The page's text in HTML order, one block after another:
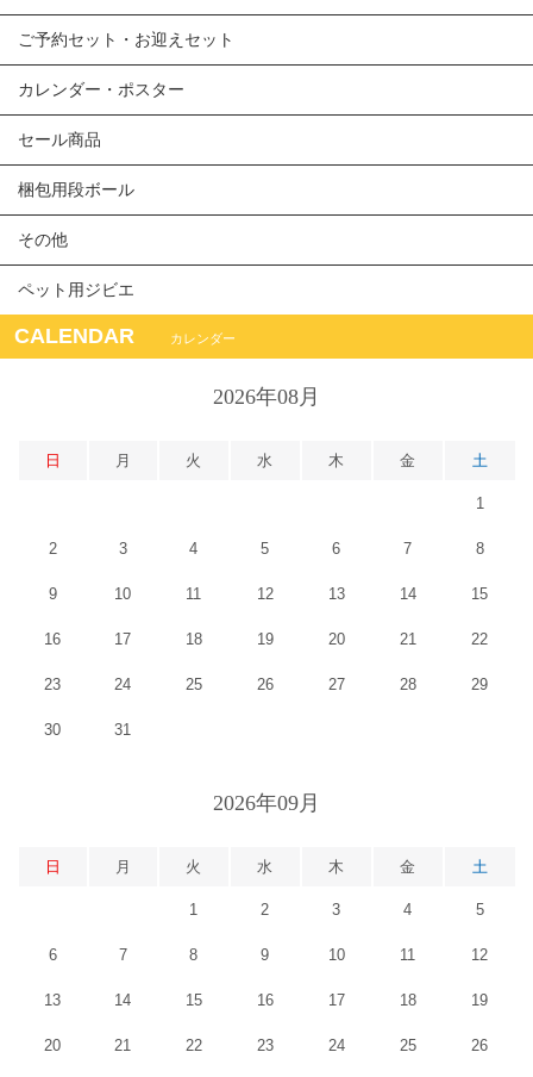
ご予約セット・お迎えセット
カレンダー・ポスター
セール商品
梱包用段ボール
その他
ペット用ジビエ
CALENDAR カレンダー
2026年08月
日 月 火 水 木 金 土
1
2 3 4 5 6 7 8
9 10 11 12 13 14 15
16 17 18 19 20 21 22
23 24 25 26 27 28 29
30 31
2026年09月
日 月 火 水 木 金 土
1 2 3 4 5
6 7 8 9 10 11 12
13 14 15 16 17 18 19
20 21 22 23 24 25 26